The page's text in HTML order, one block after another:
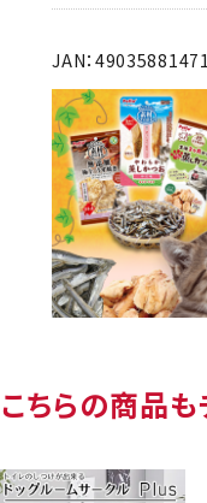
JAN：
ちらの商品も